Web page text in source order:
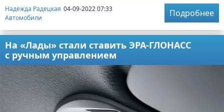
Надежда Радецкая 04-09-2022 07:33
Автомобили
Подробнее
На «Лады» стали ставить ЭРА-ГЛОНАСС
с ручным управлением